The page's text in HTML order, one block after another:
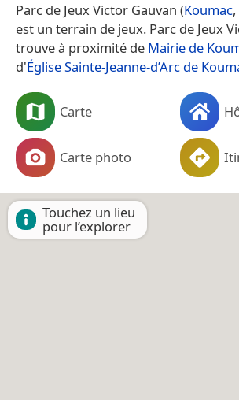
Parc de Jeux Victor Gauvan (Koumac,
est un terrain de jeux. Parc de Jeux
trouve à proximité de Mairie de
d'Église Sainte-Jeanne-d’Arc de
Carte
Carte photo
Touchez un lieu
pour l’explorer